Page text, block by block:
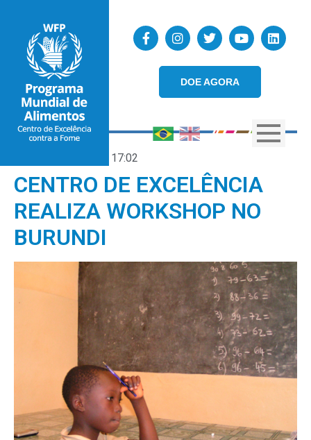
DOE AGORA
17:02
CENTRO DE EXCELÊNCIA
REALIZA WORKSHOP NO
BURUNDI